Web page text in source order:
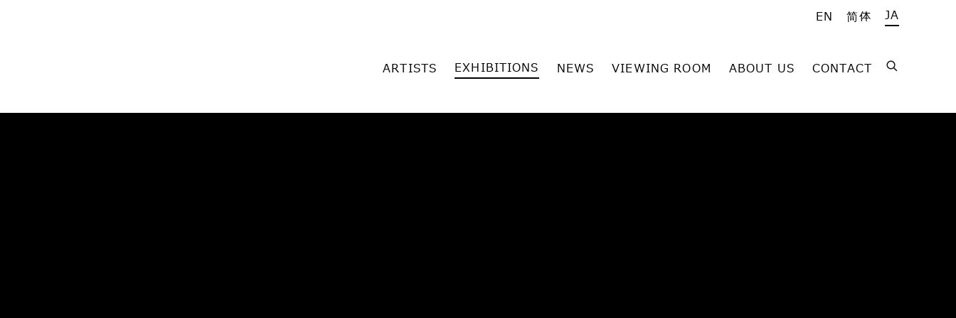
ARTISTS EXHIBITIONS NEWS VIEWING ROOM ABOUT US CONTACT
EN 简体 JA